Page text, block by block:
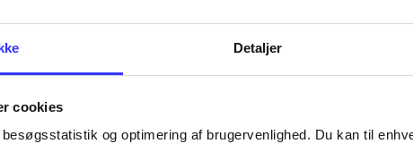
Detaljer
cookies
og optimering af brugervenlighed. Du kan til